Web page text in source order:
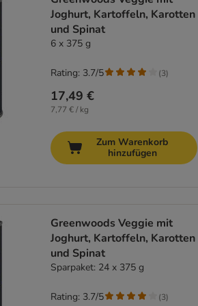
Joghurt, Kartoffeln, Karotten
und Spinat
6 x 375 g
17,49 €
7,77 € / kg
Rating: 3.7/5 (3)
Zum Warenkorb
hinzufügen
Greenwoods Veggie mit
Joghurt, Kartoffeln, Karotten
und Spinat
Sparpaket: 24 x 375 g
Rating: 3.7/5 (3)